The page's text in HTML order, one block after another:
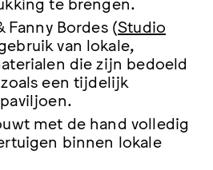
Fanny Bordes (Studio
van lokale,
die zijn bedoeld
een tijdelijk
met de hand volledig
binnen lokale